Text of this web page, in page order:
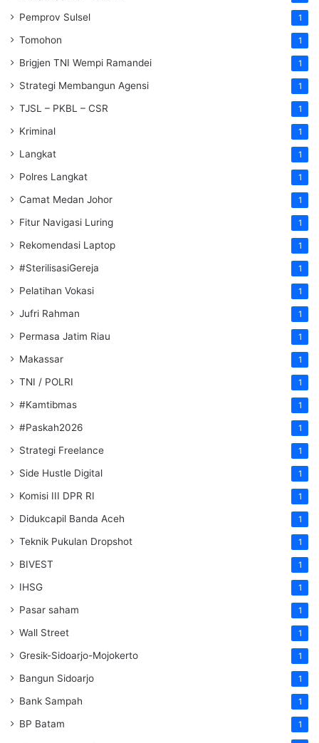
Pemprov Sulsel 1
Tomohon 1
Brigjen TNI Wempi Ramandei 1
Strategi Membangun Agensi 1
TJSL – PKBL – CSR 1
Kriminal 1
Langkat 1
Polres Langkat 1
Camat Medan Johor 1
Fitur Navigasi Luring 1
Rekomendasi Laptop 1
#SterilisasiGereja 1
Pelatihan Vokasi 1
Jufri Rahman 1
Permasa Jatim Riau 1
Makassar 1
TNI / POLRI 1
#Kamtibmas 1
#Paskah2026 1
Strategi Freelance 1
Side Hustle Digital 1
Komisi III DPR RI 1
Didukcapil Banda Aceh 1
Teknik Pukulan Dropshot 1
BIVEST 1
IHSG 1
Pasar saham 1
Wall Street 1
Gresik-Sidoarjo-Mojokerto 1
Bangun Sidoarjo 1
Bank Sampah 1
BP Batam 1